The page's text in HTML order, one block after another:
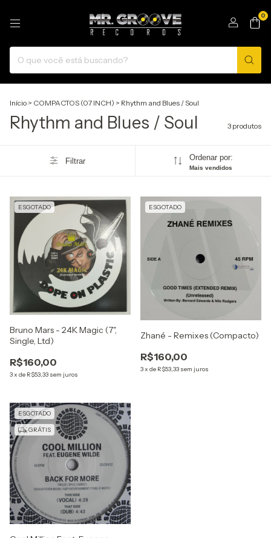
0
Início > COMPACTOS (07 INCH) > Rhythm and Blues / Soul
Rhythm and Blues / Soul 3 produtos
Filtrar Ordenar por:
Mais vendidos
ESGOTADO
Bruno Mars - 24K Magic (7",
Single, Ltd)
R$160,00
3x de R$53,33 sem juros
ESGOTADO
Zhané - Remixes (Compacto)
R$160,00
3x de R$53,33 sem juros
ESGOTADO
GRÁTIS